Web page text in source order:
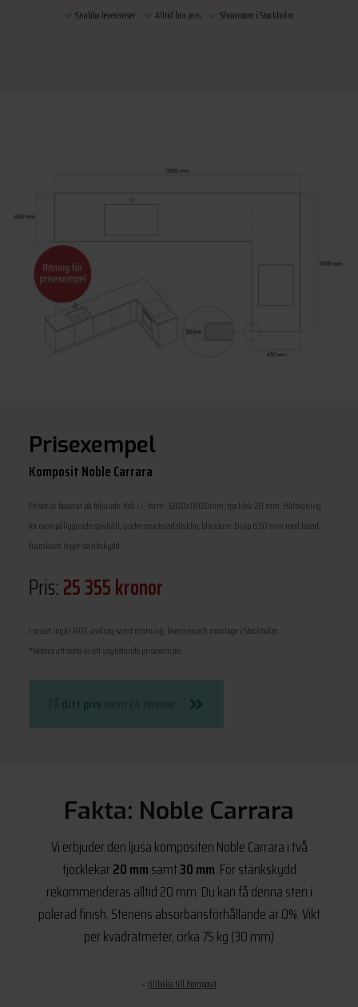
Snabba leveranser Alltid bra pris Showroom i Stockholm
Prisexempel
Komposit Noble Carrara
Priset är baserat på följande: Kök i L-form: 3200x1800mm, tjocklek: 20 mm. Håltagning
för ovanpåliggande spishäll, undermonterad diskho, blandare. Djup 630 mm med fasad
framkant. Inget stänkskydd
Pris:25 355 kronor
I priset ingår ROT-avdrag samt mätning, leverans och montage i Stockholm
*Notera att detta är ett vägledande prisexempel
Få ditt pris inom 24 timmar
Fakta: Noble Carrara
Vi erbjuder den ljusa kompositen Noble Carrara i två
tjocklekar20 mmsamt30 mm. För stänkskydd
rekommenderas alltid 20 mm. Du kan få denna sten i
polerad finish. Stenens absorbansförhållande är 0%. Vikt
per kvadratmeter, cirka 75 kg (30 mm)
<tillbaka till Komposit